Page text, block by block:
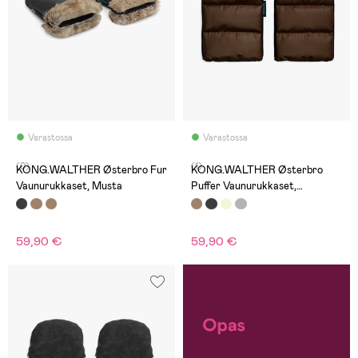
Varastossa
(0)
KONG.WALTHER Østerbro Fur
Vaunurukkaset, Musta
59,90 €
Varastossa
(1)
KONG.WALTHER Østerbro
Puffer Vaunurukkaset,
Chocolate Brown
59,90 €